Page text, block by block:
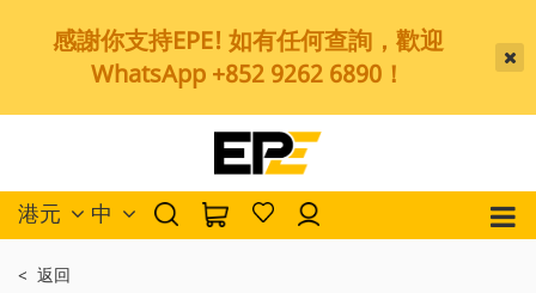
感謝你支持EPE! 如有任何查詢，歡迎
WhatsApp +852 9262 6890！
港元 中
< 返回